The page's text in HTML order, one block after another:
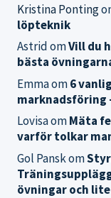
Kristina Ponting
löpteknik
AstridomVill du
bästa
Emmaom6
marknadsföring
LovisaomMäta
varför tolkar
Gol Panskom
övningar och